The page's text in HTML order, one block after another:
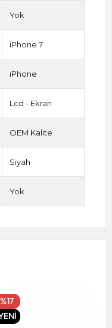
Yok
iPhone 7
iPhone
Lcd - Ekran
OEM Kalite
Siyah
Yok
%17